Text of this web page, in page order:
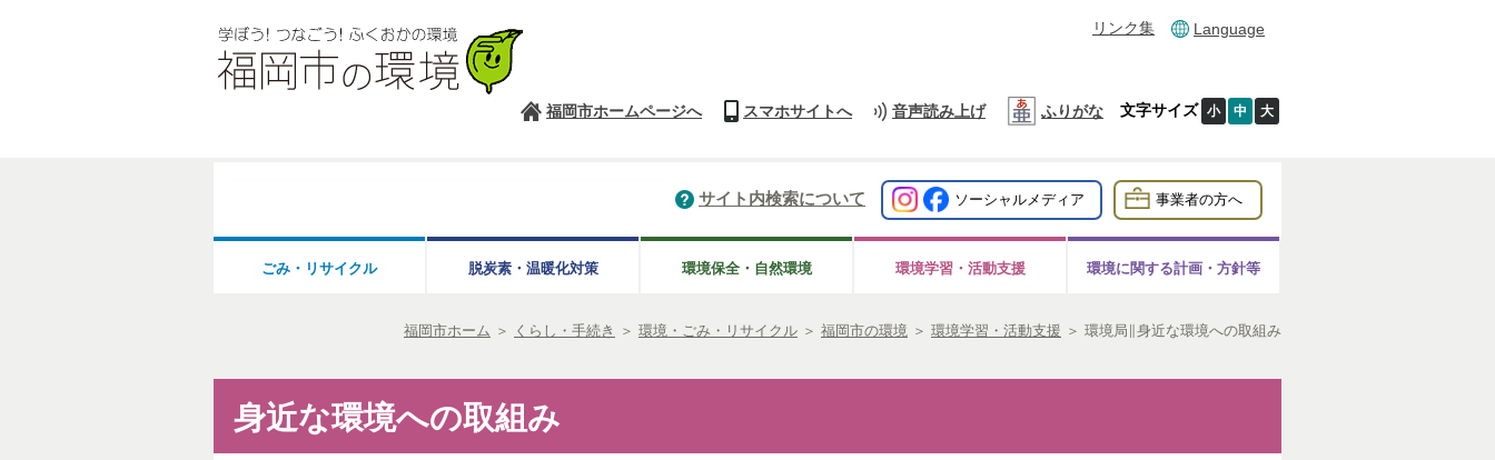
リンク集 Language
福岡市ホームページへ スマホサイトへ 音声読み上げ ふりがな 文字サイズ 小 中 大
ソーシャルメディア 事業者の方へ
サイト内検索について
ごみ・リサイクル 脱炭素・温暖化対策 環境保全・自然環境 環境学習・活動支援 環境に関する計画・方針等
福岡市ホーム ＞ くらし・手続き ＞ 環境・ごみ・リサイクル ＞ 福岡市の環境 ＞ 環境学習・活動支援 ＞ 環境局∥身近な環境への取組み
身近な環境への取組み